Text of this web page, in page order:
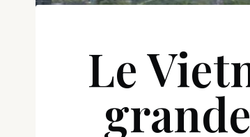
Le